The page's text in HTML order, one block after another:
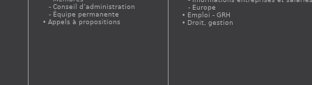
Conseil d’administration
Équipe permanente
Appels à propositions
Europe
Emploi - GRH
Droit, gestion